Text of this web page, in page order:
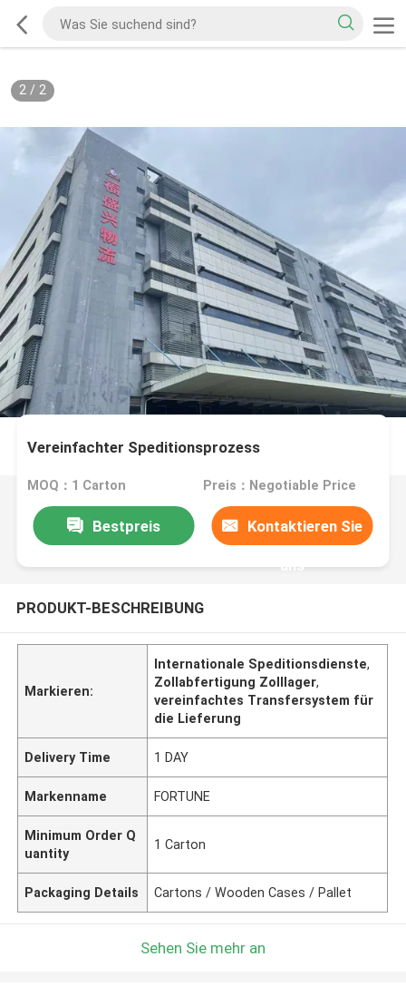
2/ 2
Vereinfachter Speditionsprozess
MOQ：1 Carton Preis：Negotiable Price
Bestpreis Kontaktieren Sie
uns
PRODUKT-BESCHREIBUNG
Markieren:
Internationale Speditionsdienste,
Zollabfertigung Zolllager,
vereinfachtes Transfersystem für
die Lieferung
Delivery Time 1 DAY
Markenname FORTUNE
Minimum Order Q
uantity
1 Carton
Packaging Details Cartons / Wooden Cases / Pallet
Sehen Sie mehr an